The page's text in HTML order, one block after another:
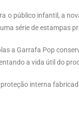
o público infantil, a
série de estampas
a Garrafa Pop
a vida útil do
interna